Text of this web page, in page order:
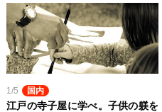
1/5 国内
江戸の寺子屋に学べ。子供の躾を